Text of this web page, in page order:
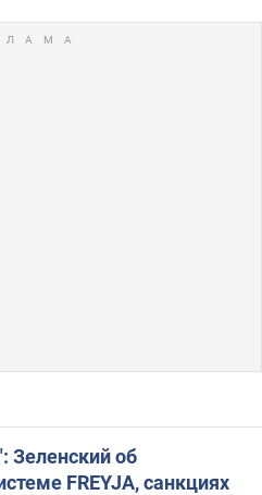
Зеленский об
FREYJA, санкциях